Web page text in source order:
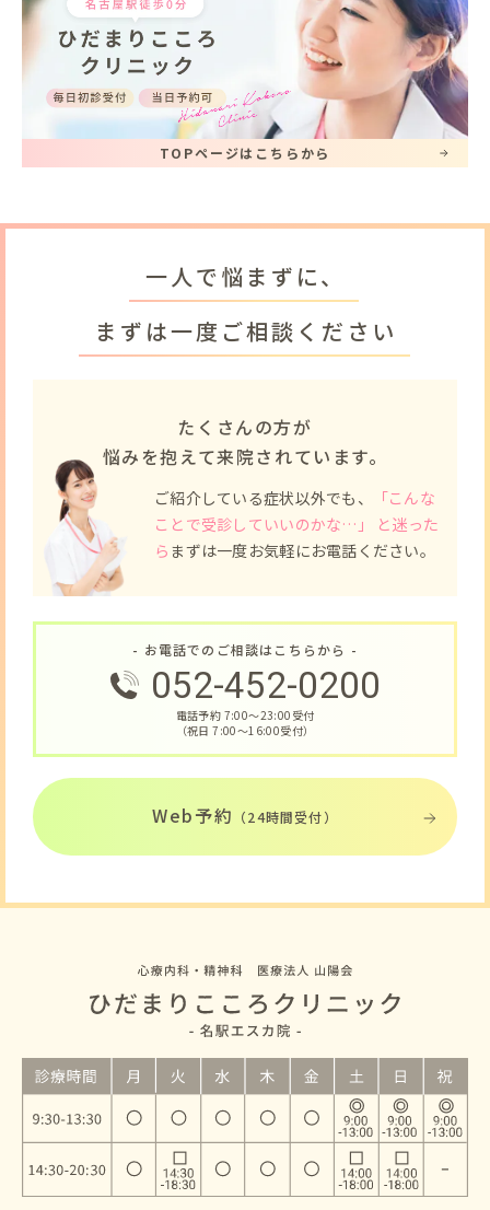
TOPページはこちらから
一人で悩まずに、
まずは一度ご相談ください
たくさんの方が
悩みを抱えて来院されています。
ご紹介している症状以外でも、
「こんな
ことで受診していいのかな…」 と迷った
ら まずは一度お気軽にお電話ください。
- お電話でのご相談はこちらから -
052-452-0200
電話予約 7:00〜23:00受付
（祝日 7:00〜16:00受付）
Web予約 （24時間受付）